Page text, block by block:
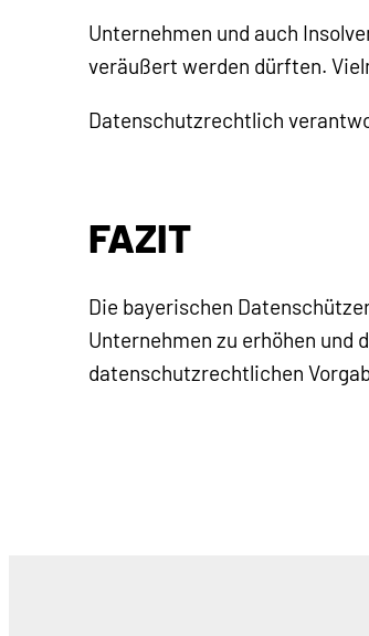
Unternehmen und auch
veräußert werden dürften.
Datenschutzrechtlich
FAZIT
Die bayerischen
Unternehmen zu erhöhen und
datenschutzrechtlichen